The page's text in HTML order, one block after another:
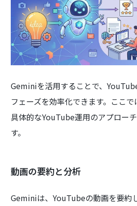
Geminiを活用することで、
フェーズを効率化できます。ここ
具体的なYouTube運用のアプロー
す。
動画の要約と分析
Geminiは、YouTubeの動画を要約